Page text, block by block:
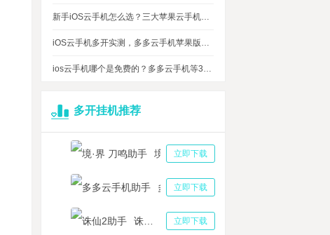
新手iOS云手机怎么选？三大苹果云手机知名品牌性能对比测评
iOS云手机多开实测，多多云手机苹果版最多可同时运行多少台？
ios云手机哪个是免费的？多多云手机等3大品牌对比测评，告诉你免费ios云手机的真相
多开挂机推荐
立即下载
立即下载
多多云手机助手
立即下载